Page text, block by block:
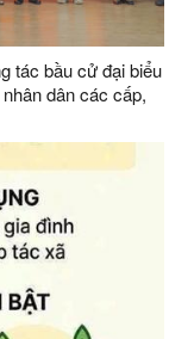
tác bầu cử đại biểu
dân các cấp,